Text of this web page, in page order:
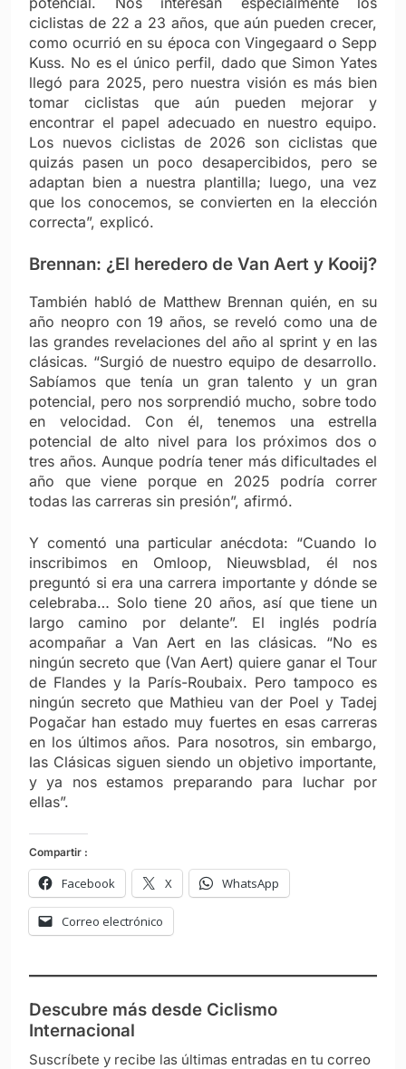
ciclistas de 22 a 23 años, que aún pueden crecer,
como ocurrió en su época con Vingegaard o Sepp
Kuss. No es el único perfil, dado que Simon Yates
llegó para 2025, pero nuestra visión es más bien
tomar ciclistas que aún pueden mejorar y
encontrar el papel adecuado en nuestro equipo.
Los nuevos ciclistas de 2026 son ciclistas que
quizás pasen un poco desapercibidos, pero se
adaptan bien a nuestra plantilla; luego, una vez
que los conocemos, se convierten en la elección
correcta”, explicó.
Brennan: ¿El heredero de Van Aert y Kooij?
También habló de Matthew Brennan quién, en su
año neopro con 19 años, se reveló como una de
las grandes revelaciones del año al sprint y en las
clásicas. “Surgió de nuestro equipo de desarrollo.
Sabíamos que tenía un gran talento y un gran
potencial, pero nos sorprendió mucho, sobre todo
en velocidad. Con él, tenemos una estrella
potencial de alto nivel para los próximos dos o
tres años. Aunque podría tener más dificultades el
año que viene porque en 2025 podría correr
todas las carreras sin presión”, afirmó.
Y comentó una particular anécdota: “Cuando lo
inscribimos en Omloop, Nieuwsblad, él nos
preguntó si era una carrera importante y dónde se
celebraba… Solo tiene 20 años, así que tiene un
largo camino por delante”. El inglés podría
acompañar a Van Aert en las clásicas. “No es
ningún secreto que (Van Aert) quiere ganar el Tour
de Flandes y la París-Roubaix. Pero tampoco es
ningún secreto que Mathieu van der Poel y Tadej
Pogačar han estado muy fuertes en esas carreras
en los últimos años. Para nosotros, sin embargo,
las Clásicas siguen siendo un objetivo importante,
y ya nos estamos preparando para luchar por
ellas”.
Compartir :
Facebook X WhatsApp
Correo electrónico
Descubre más desde Ciclismo
Internacional
Suscríbete y recibe las últimas entradas en tu correo